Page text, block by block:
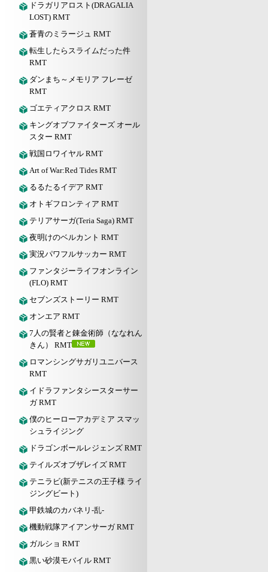
ドラガリアロスト(DRAGALIA
LOST) RMT
蒼青のミラージュ RMT
転生したらスライムだった件
RMT
ダンまち～メモリア フレーゼ
RMT
ゴエティアクロス RMT
キングオブファイターズ オール
スター RMT
戦国ロワイヤル RMT
Art of War:Red Tides RMT
るるたるイデア RMT
オトギフロンティア RMT
テリアサーガ(Teria Saga) RMT
夜明けのベルカント RMT
実況パワフルサッカー RMT
ファンタジーライフオンライン
(FLO) RMT
セブンズストーリー RMT
オンエア RMT
7人の賢者と錬金術師（ななれん
きん） RMT
ロマンシングサガリユニバース
RMT
イドラファンタシースターサー
ガ RMT
僕のヒーローアカデミア スマッ
シュライジング
ドラゴンボールレジェンズ RMT
テイルズオブザレイズ RMT
テニラビ(新テニスの王子様 ライ
ジングビート)
甲鉄城のカバネリ-乱-
機動戦隊アイアンサーガ RMT
ガルショ RMT
黒い砂漠モバイル RMT